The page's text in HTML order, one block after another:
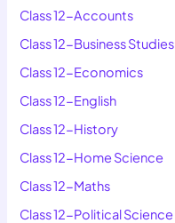
Class 12-Accounts
Class 12-Business Studies
Class 12-Economics
Class 12-English
Class 12-History
Class 12-Home Science
Class 12-Maths
Class 12-Political Science